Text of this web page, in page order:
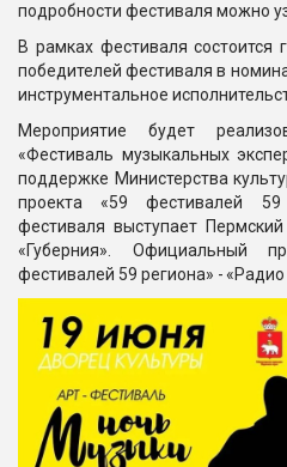
подробности фестиваля можно
В рамках фестиваля состоится
победителей фестиваля в
инструментальное
Мероприятие будет
«Фестиваль музыкальных
поддержке Министерства
проекта «59 фестивалей 59
фестиваля выступает
«Губерния». Официальный
фестивалей 59 региона» - «Радио